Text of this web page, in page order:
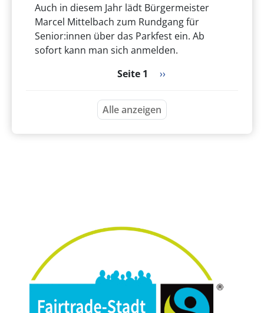
Auch in diesem Jahr lädt Bürgermeister
Marcel Mittelbach zum Rundgang für
Senior:innen über das Parkfest ein. Ab
sofort kann man sich anmelden.
Seitennummerierung
Seite 1 Nächste Seite
››
Alle anzeigen